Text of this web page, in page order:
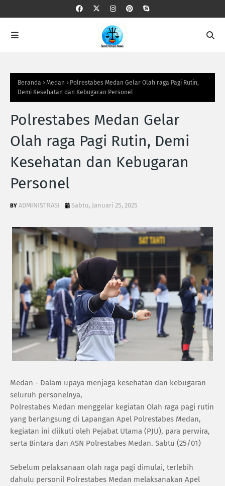
Beranda Medan
Polrestabes Medan Gelar Olah raga Pagi Rutin,
Demi Kesehatan dan Kebugaran Personel
Polrestabes Medan Gelar
Olah raga Pagi Rutin, Demi
Kesehatan dan Kebugaran
Personel
ADMINISTRASI Sabtu, Januari 25, 2025
Medan - Dalam upaya menjaga kesehatan dan kebugaran
seluruh personelnya,
Polrestabes Medan menggelar kegiatan Olah raga pagi rutin
yang berlangsung di Lapangan Apel Polrestabes Medan,
kegiatan ini diikuti oleh Pejabat Utama (PJU), para perwira,
serta Bintara dan ASN Polrestabes Medan. Sabtu (25/01)
Sebelum pelaksanaan olah raga pagi dimulai, terlebih
dahulu personil Polrestabes Medan melaksanakan Apel